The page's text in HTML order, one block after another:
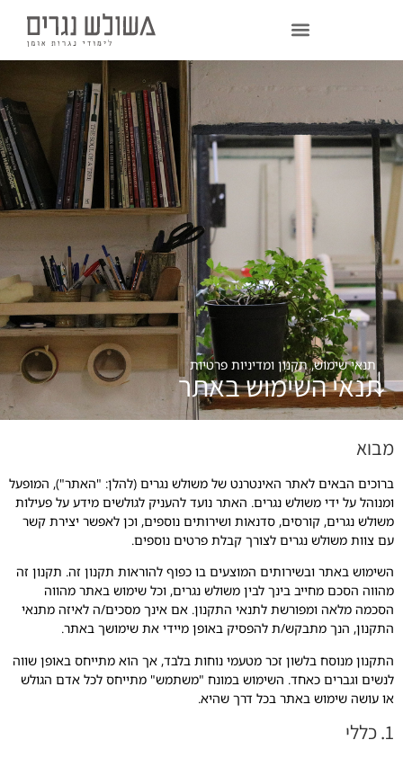
תנאי שימוש, תקנון ומדיניות פרטיות
תנאי השימוש באתר
מבוא
ברוכים הבאים לאתר האינטרנט של משולש נגרים (להלן: "האתר"), המופעל
ומנוהל על ידי משולש נגרים. האתר נועד להעניק לגולשים מידע על פעילות
משולש נגרים, קורסים, סדנאות ושירותים נוספים, וכן לאפשר יצירת קשר
עם צוות משולש נגרים לצורך קבלת פרטים נוספים.
השימוש באתר ובשירותים המוצעים בו כפוף להוראות תקנון זה. תקנון זה
מהווה הסכם מחייב בינך לבין משולש נגרים, וכל שימוש באתר מהווה
הסכמה מלאה ומפורשת לתנאי התקנון. אם אינך מסכים/ה לאיזה מתנאי
התקנון, הנך מתבקש/ת להפסיק באופן מיידי את שימושך באתר.
התקנון מנוסח בלשון זכר מטעמי נוחות בלבד, אך הוא מתייחס באופן שווה
לנשים וגברים כאחד. השימוש במונח "משתמש" מתייחס לכל אדם הגולש
או עושה שימוש באתר בכל דרך שהיא.
1. כללי